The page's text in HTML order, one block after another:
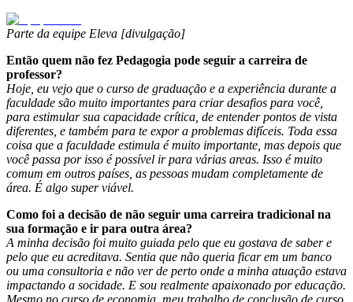
Parte da equipe Eleva [divulgação]
Então quem não fez Pedagogia pode seguir a carreira de
professor?
Hoje, eu vejo que o curso de graduação e a experiência durante a
faculdade são muito importantes para criar desafios para você,
para estimular sua capacidade crítica, de entender pontos de vista
diferentes, e também para te expor a problemas difíceis. Toda essa
coisa que a faculdade estimula é muito importante, mas depois que
você passa por isso é possível ir para várias areas. Isso é muito
comum em outros países, as pessoas mudam completamente de
área. É algo super viável.
Como foi a decisão de não seguir uma carreira tradicional na
sua formação e ir para outra área?
A minha decisão foi muito guiada pelo que eu gostava de saber e
pelo que eu acreditava. Sentia que não queria ficar em um banco
ou uma consultoria e não ver de perto onde a minha atuação estava
impactando a socidade. E sou realmente apaixonado por educação.
Mesmo no curso de economia, meu trabalho de conclusão de curso